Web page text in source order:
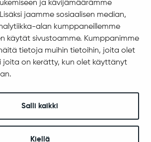
ja kävijämäärämme
jaamme sosiaalisen median,
alan kumppaneillemme
käytät sivustoamme. Kumppanimme
tietoja muihin tietoihin, joita olet
joita on kerätty, kun olet käyttänyt
Salli kaikki
Kiellä
Evästeiden hallinta
Yhteystiedot
1, 99601 Sodankylä
Kaikki yhteystiedot
Henkilökunnan intranet
Seuraa meitä